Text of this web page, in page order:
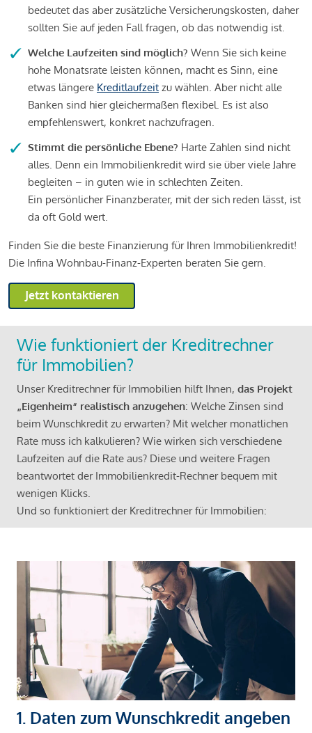
bedeutet das aber zusätzliche Versicherungskosten, daher
sollten Sie auf jeden Fall fragen, ob das notwendig ist.
Welche Laufzeiten sind möglich? Wenn Sie sich keine
hohe Monatsrate leisten können, macht es Sinn, eine
etwas längere Kreditlaufzeit zu wählen. Aber nicht alle
Banken sind hier gleichermaßen flexibel. Es ist also
empfehlenswert, konkret nachzufragen.
Stimmt die persönliche Ebene? Harte Zahlen sind nicht
alles. Denn ein Immobilienkredit wird sie über viele Jahre
begleiten – in guten wie in schlechten Zeiten.
Ein persönlicher Finanzberater, mit der sich reden lässt, ist
da oft Gold wert.
Finden Sie die beste Finanzierung für Ihren Immobilienkredit!
Die Infina Wohnbau-Finanz-Experten beraten Sie gern.
Jetzt kontaktieren
Wie funktioniert der Kreditrechner
für Immobilien?
Unser Kreditrechner für Immobilien hilft Ihnen, das Projekt
„Eigenheim“ realistisch anzugehen: Welche Zinsen sind
beim Wunschkredit zu erwarten? Mit welcher monatlichen
Rate muss ich kalkulieren? Wie wirken sich verschiedene
Laufzeiten auf die Rate aus? Diese und weitere Fragen
beantwortet der Immobilienkredit-Rechner bequem mit
wenigen Klicks.
Und so funktioniert der Kreditrechner für Immobilien:
1. Daten zum Wunschkredit angeben